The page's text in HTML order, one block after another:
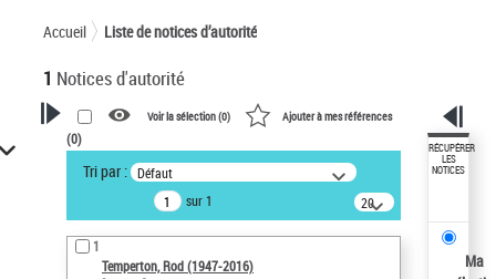
Accueil Liste de notices d’autorité
1 Notices d'autorité
VOTRE RECHERCHE
Recherche avancée dans les
notices d’autorité
Œuvres liées à l'auteur :
Temperton, Rod (1947-2016)
Voir la sélection (0) Ajouter à mes références
(0)
Tri par : Défaut
sur 1
20
résultats/page
1
Temperton, Rod (1947-2016)
RÉCUPÉRER
LES
NOTICES
Ma